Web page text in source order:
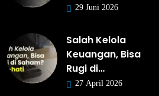
29 Juni 2026
Salah Kelola
Keuangan, Bisa
Rugi di…
27 April 2026